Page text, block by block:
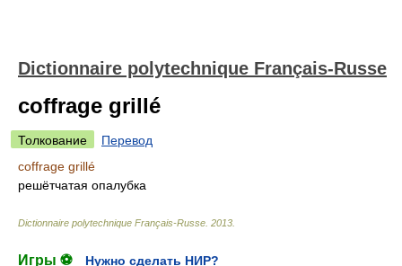
Dictionnaire polytechnique Français-Russe
coffrage grillé
Толкование
Перевод
coffrage grillé
решётчатая опалубка
Dictionnaire polytechnique Français-Russe 2013
Игры ⚽
Нужно сделать НИР?